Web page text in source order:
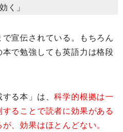
く」
宣伝されている。もちろん
で勉強しても英語力は格段
する本」は、科学的根拠は一
ることで読者に効果がある
、効果はほとんどない。